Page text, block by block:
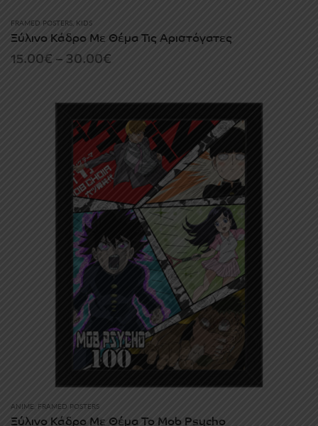
FRAMED POSTERS, KIDS
Ξύλινο Κάδρο Με Θέμα Τις Αριστόγατες
15.00€–30.00€
15.00€
through
30.00€
ANIME FRAMED POSTERS
Ξύλινο Κάδρο Με Θέμα Το Mob Psycho